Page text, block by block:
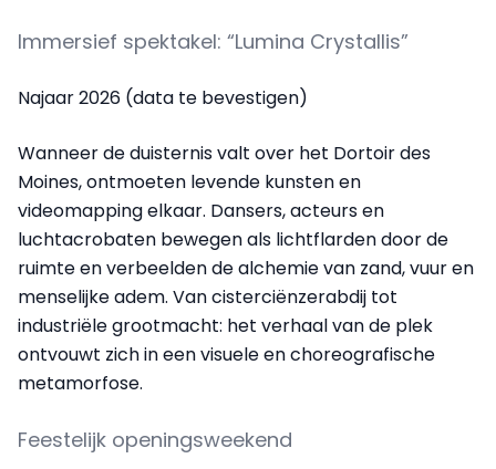
Immersief spektakel: “Lumina Crystallis”
Najaar 2026 (data te bevestigen)
Wanneer de duisternis valt over het Dortoir des
Moines, ontmoeten levende kunsten en
videomapping elkaar. Dansers, acteurs en
luchtacrobaten bewegen als lichtflarden door de
ruimte en verbeelden de alchemie van zand, vuur en
menselijke adem. Van cisterciënzerabdij tot
industriële grootmacht: het verhaal van de plek
ontvouwt zich in een visuele en choreografische
metamorfose.
Feestelijk openingsweekend